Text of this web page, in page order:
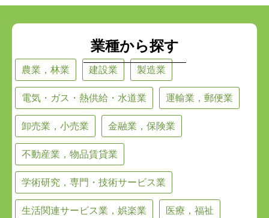
業種から探す
農業，林業 建設業 製造業
電気・ガス・熱供給・水道業 運輸業，郵便業
卸売業，小売業 金融業，保険業
不動産業，物品賃貸業
学術研究，専門・技術サービス業
生活関連サービス業，娯楽業 医療，福祉